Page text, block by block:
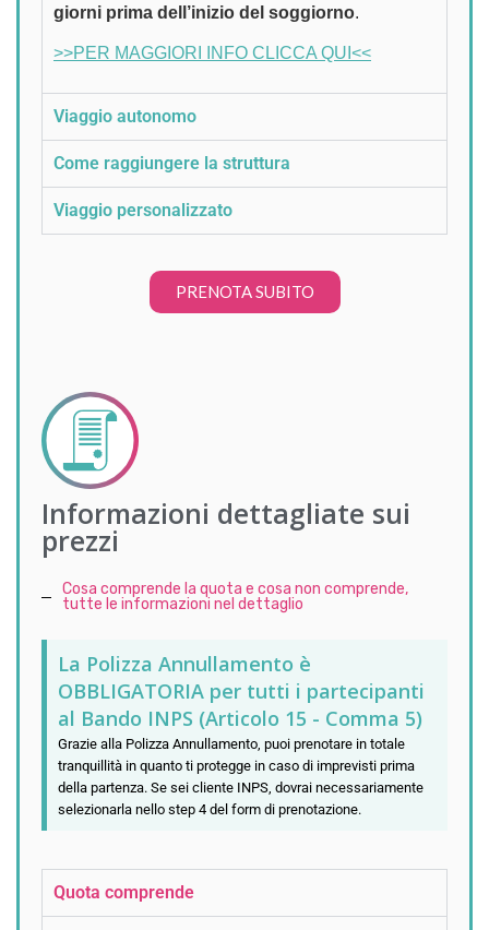
giorni prima dell’inizio del soggiorno.
>>PER MAGGIORI INFO CLICCA QUI<<
Viaggio autonomo
Come raggiungere la struttura
Viaggio personalizzato
PRENOTA SUBITO
Informazioni dettagliate sui
prezzi
Cosa comprende la quota e cosa non comprende,
tutte le informazioni nel dettaglio
La Polizza Annullamento è
OBBLIGATORIA per tutti i partecipanti
al Bando INPS (Articolo 15 - Comma 5)
Grazie alla Polizza Annullamento, puoi prenotare in totale
tranquillità in quanto ti protegge in caso di imprevisti prima
della partenza. Se sei cliente INPS, dovrai necessariamente
selezionarla nello step 4 del form di prenotazione.
Quota comprende